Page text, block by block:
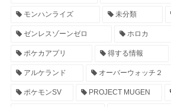
モンハンライズ 未分類
ゼンレスゾーンゼロ ホロカ
ポケカアプリ 得する情報
アルケランド オーバーウォッチ２
ポケモンSV PROJECT MUGEN